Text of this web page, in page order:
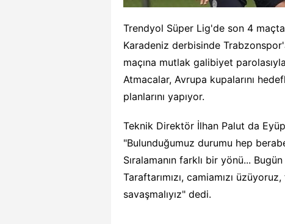
Trendyol Süper Lig'de son 4
Karadeniz derbisinde
maçına mutlak galibiyet
Atmacalar, Avrupa kupalarını
planlarını yapıyor.
Teknik Direktör İlhan Palut da
"Bulunduğumuz durumu hep
Sıralamanın farklı bir yönü...
Taraftarımızı, camiamızı
savaşmalıyız" dedi.